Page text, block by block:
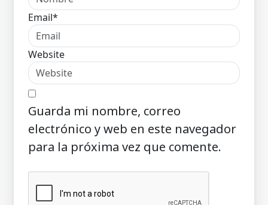
Email*
Website
Guarda mi nombre, correo
electrónico y web en este navegador
para la próxima vez que comente.